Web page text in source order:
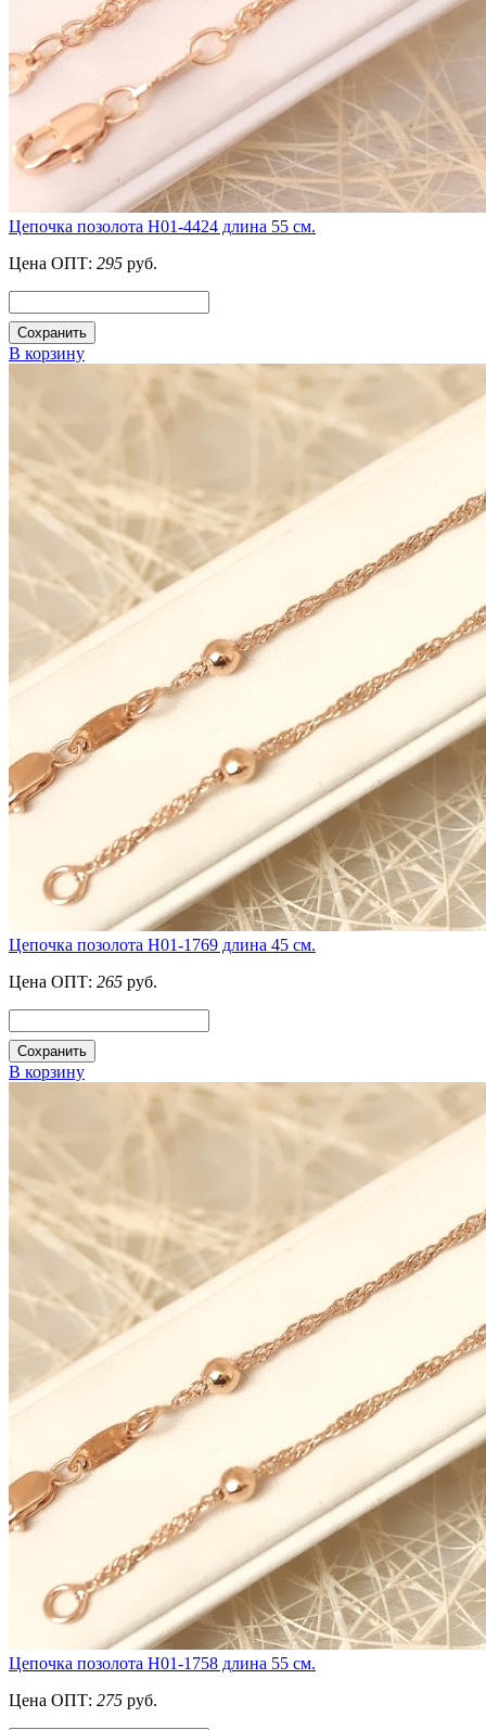
Цепочка позолота Н01-4424 длина 55 см.
Цена ОПТ: 295 руб.
Сохранить
В корзину
Цепочка позолота Н01-1769 длина 45 см.
Цена ОПТ: 265 руб.
Сохранить
В корзину
Цепочка позолота Н01-1758 длина 55 см.
Цена ОПТ: 275 руб.